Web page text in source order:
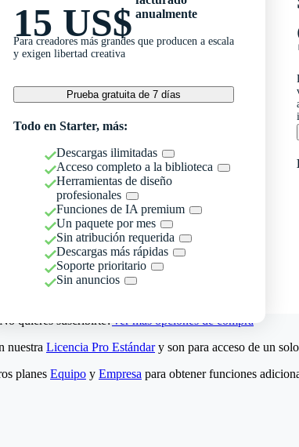
15 US$ anualmente
Para creadores más grandes que producen a escala
y exigen libertad creativa
Prueba gratuita de 7 días
Todo en Starter, más:
Descargas ilimitadas
Acceso completo a la biblioteca
Herramientas de diseño
profesionales
Funciones de IA premium
Un paquete por mes
Sin atribución requerida
Descargas más rápidas
Soporte prioritario
Sin anuncios
quieres suscribirte?Ver más opciones de compra
nuestra Licencia Pro Estándary son para acceso de un
planes Equipo y Empresa para obtener funciones